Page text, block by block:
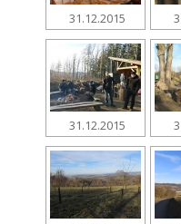
31.12.2015
31.12.2015